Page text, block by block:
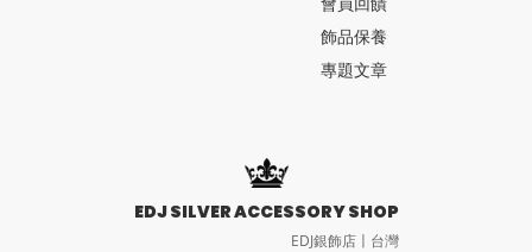
飾品保養
專題文章
EDJ SILVER ACCESSORY SHOP
EDJ銀飾店〡台灣